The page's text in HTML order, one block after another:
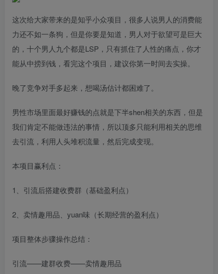
这次给大家带来的是知乎小众项目，很多人说男人的消费能
力还不如一条狗，但是你要是知道，男人对于欲望可是巨大
的，十个男人九个都是LSP，只有抓住了人性的痛点，你才
能从中捞到钱，看完这个项目，建议你第一时间去实操。
晚了竞争对手多起来，想喝汤估计都困难了。
男性市场里面最好赚钱的点就是下半shen相关的东西，但是
我们肯定不能做违法的事情，所以顶多只能利用相关的思维
去引流，利用人头堆积流量，然后完成变现。
本项目赢利点：
1、引流后搭建收费群（基础盈利点）
2、卖情趣用品、yuan味（长期经营的盈利点）
项目整体步骤操作总结：
引流——建群收费——卖情趣用品